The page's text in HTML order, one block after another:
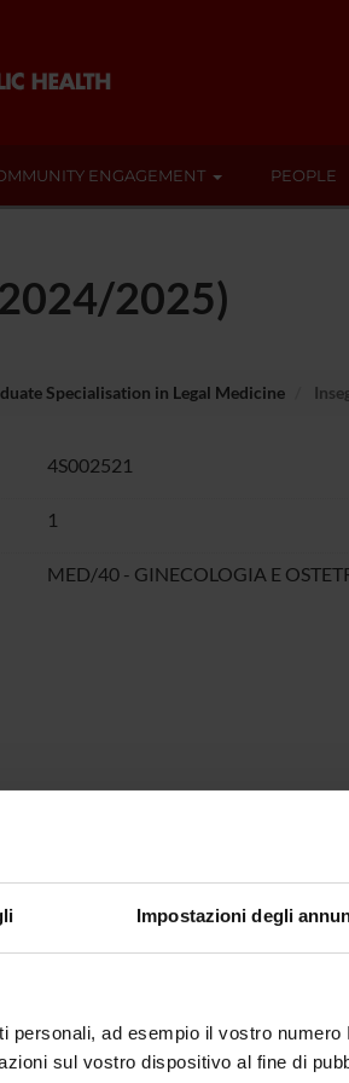
Impostazioni degli
personali, ad esempio il vostro numero
sul vostro dispositivo al fine di
ENGAGEMENT PEOPLE
2025)
Specialisation in Legal Medicine
4S002521
1
MED/40 - GINECOLOGIA E